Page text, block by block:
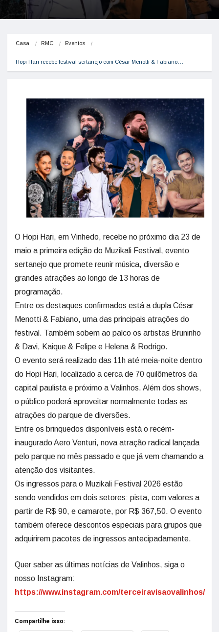
Casa RMC Eventos
Hopi Hari recebe festival sertanejo com César Menotti & Fabiano…
O Hopi Hari, em Vinhedo, recebe no próximo dia 23 de
maio a primeira edição do Muzikali Festival, evento
sertanejo que promete reunir música, diversão e
grandes atrações ao longo de 13 horas de
programação.
Entre os destaques confirmados está a dupla César
Menotti & Fabiano, uma das principais atrações do
festival. Também sobem ao palco os artistas Bruninho
& Davi, Kaique & Felipe e Helena & Rodrigo.
O evento será realizado das 11h até meia-noite dentro
do Hopi Hari, localizado a cerca de 70 quilômetros da
capital paulista e próximo a Valinhos. Além dos shows,
o público poderá aproveitar normalmente todas as
atrações do parque de diversões.
Entre os brinquedos disponíveis está o recém-
inaugurado Aero Venturi, nova atração radical lançada
pelo parque no mês passado e que já vem chamando a
atenção dos visitantes.
Os ingressos para o Muzikali Festival 2026 estão
sendo vendidos em dois setores: pista, com valores a
partir de R$ 90, e camarote, por R$ 367,50. O evento
também oferece descontos especiais para grupos que
adquirirem pacotes de ingressos antecipadamente.
Quer saber as últimas notícias de Valinhos, siga o
nosso Instagram:
https://www.instagram.com/terceiravisaovalinhos/
Compartilhe isso: